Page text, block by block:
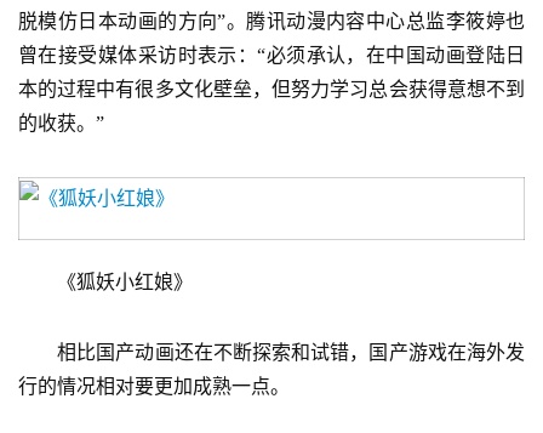
2
0
2
5
十
届
脱模仿日本动画的方向”。腾讯动漫内容中心总监李筱婷也
曾在接受媒体采访时表示：“必须承认，在中国动画登陆日
本的过程中有很多文化壁垒，但努力学习总会获得意想不到
的收获。”
《狐妖小红娘》
相比国产动画还在不断探索和试错，国产游戏在海外发
行的情况相对要更加成熟一点。